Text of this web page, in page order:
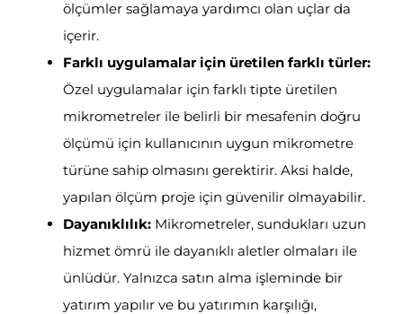
ölçümler sağlamaya yardımcı olan uçlar da
içerir.
Farklı uygulamalar için üretilen farklı türler:
Özel uygulamalar için farklı tipte üretilen
mikrometreler ile belirli bir mesafenin doğru
ölçümü için kullanıcının uygun mikrometre
türüne sahip olmasını gerektirir. Aksi halde,
yapılan ölçüm proje için güvenilir olmayabilir.
Dayanıklılık:Mikrometreler, sundukları uzun
hizmet ömrü ile dayanıklı aletler olmaları ile
ünlüdür. Yalnızca satın alma işleminde bir
yatırım yapılır ve bu yatırımın karşılığı,